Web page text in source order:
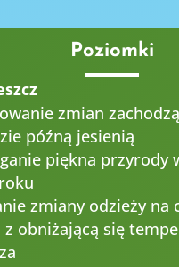
Poziomki
zmian
późną jesienią
piękna przyrody
zmiany odzieży na
z obniżającą się